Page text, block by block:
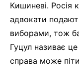
Кишиневі. Росія
адвокати
виборами, тож
Гуцул називає
справа може